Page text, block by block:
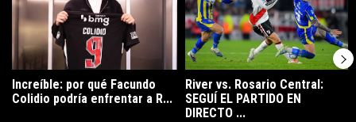
Increíble: por qué Facundo
Colidio podría enfrentar a R...
River vs. Rosario Central:
SEGUÍ EL PARTIDO EN
DIRECTO ...